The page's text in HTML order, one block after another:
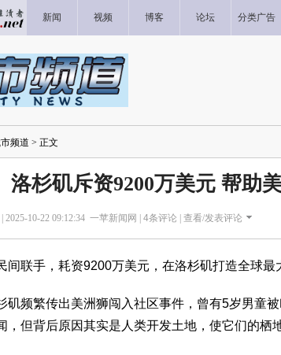
新闻 视频 博客 论坛 分类广告
频道 > 正文
洛杉矶斥资9200万美元 帮助
| 2025-10-22 09:12:34 一苹新闻网 | 4条评论 | 查看/发表评论
间联手，耗资9200万美元，在洛杉矶打造全球最
矶频繁传出美洲狮闯入社区事件，曾有5岁男童
，但背后原因其实是人类开发土地，使它们的栖